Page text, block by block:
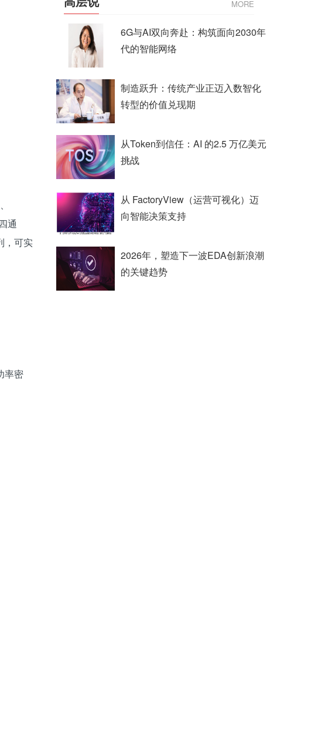
通
，可实
率密
MORE
6G与AI双向奔赴：构筑面向2030年
代的智能网络
制造跃升：传统产业正迈入数智化
转型的价值兑现期
从Token到信任：AI 的2.5 万亿美元
挑战
从 FactoryView（运营可视化）迈
向智能决策支持
2026年，塑造下一波EDA创新浪潮
的关键趋势